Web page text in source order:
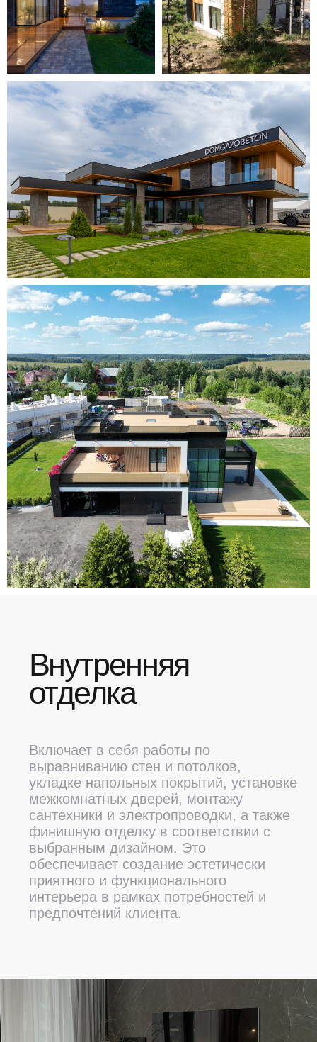
Внутренняя
отделка
Включает в себя работы по
выравниванию стен и потолков,
укладке напольных покрытий, установке
межкомнатных дверей, монтажу
сантехники и электропроводки, а также
финишную отделку в соответствии с
выбранным дизайном. Это
обеспечивает создание эстетически
приятного и функционального
интерьера в рамках потребностей и
предпочтений клиента.
Примеры работ